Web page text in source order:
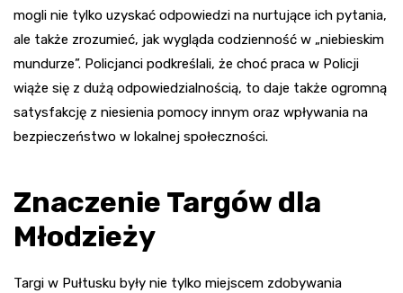
mogli nie tylko uzyskać odpowiedzi na nurtujące ich pytania,
ale także zrozumieć, jak wygląda codzienność w „niebieskim
mundurze”. Policjanci podkreślali, że choć praca w Policji
wiąże się z dużą odpowiedzialnością, to daje także ogromną
satysfakcję z niesienia pomocy innym oraz wpływania na
bezpieczeństwo w lokalnej społeczności.
Znaczenie Targów dla
Młodzieży
Targi w Pułtusku były nie tylko miejscem zdobywania